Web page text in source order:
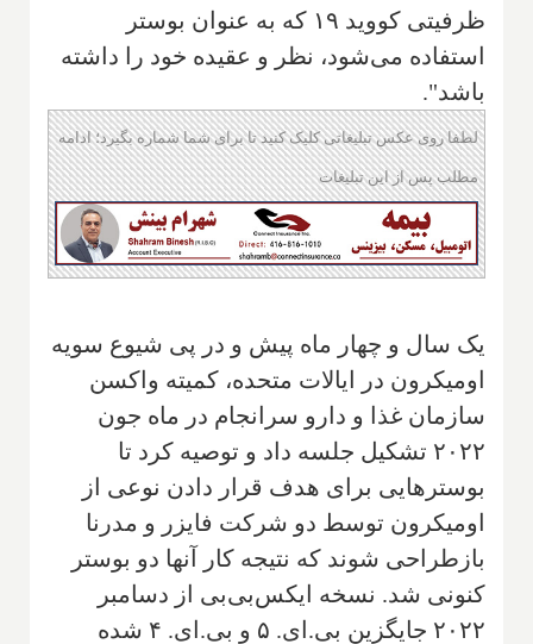
ظرفیتی کووید ۱۹ که به عنوان بوستر
‌استفاده می‌شود، نظر و عقیده خود‌ را داشته
باشد".
لطفا روی عکس تبلیغاتی کلیک کنید تا برای شما شماره بگیرد؛ ادامه
مطلب پس از این تبلیغات
یک سال و چهار ماه پیش و در پی شیوع سویه
اومیکرون در ایالات متحده، کمیته واکسن
‌سازمان غذا و دارو سرانجام در ماه جون
۲۰۲۲ تشکیل جلسه داد و توصیه کرد تا
بوسترهایی برای هدف قرار دادن نوعی از
اومیکرون توسط دو شرکت فایزر و مدرنا
بازطراحی شوند که نتیجه کار آنها دو بوستر
کنونی شد. نسخه ایکس‌بی‌بی از دسامبر
۲۰۲۲ جایگزین بی.ای. ۵ و بی.ای. ۴ شده